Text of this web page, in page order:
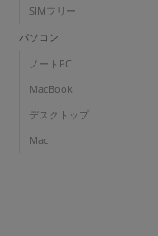
SIMフリー
パソコン
ノートPC
MacBook
デスクトップ
Mac